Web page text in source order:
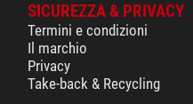
SICUREZZA & PRIVACY
Termini e condizioni
Il marchio
Privacy
Take-back & Recycling